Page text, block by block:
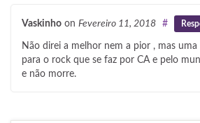
Vaskinho on Fevereiro 11, 2018 #
Não direi a melhor nem a pior , mas
para o rock que se faz por CA e pelo
e não morre.